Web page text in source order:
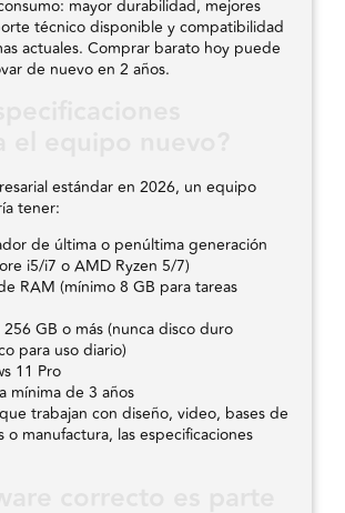
mayor durabilidad, mejores
técnico disponible y compatibilidad
actuales. Comprar barato hoy puede
de nuevo en 2 años.
estándar en 2026, un equipo
tener:
de última o penúltima generación
i5/i7 o AMD Ryzen 5/7)
RAM (mínimo 8 GB para tareas
256 GB o más (nunca disco duro
para uso diario)
11 Pro
mínima de 3 años
trabajan con diseño, video, bases de
o manufactura, las especificaciones